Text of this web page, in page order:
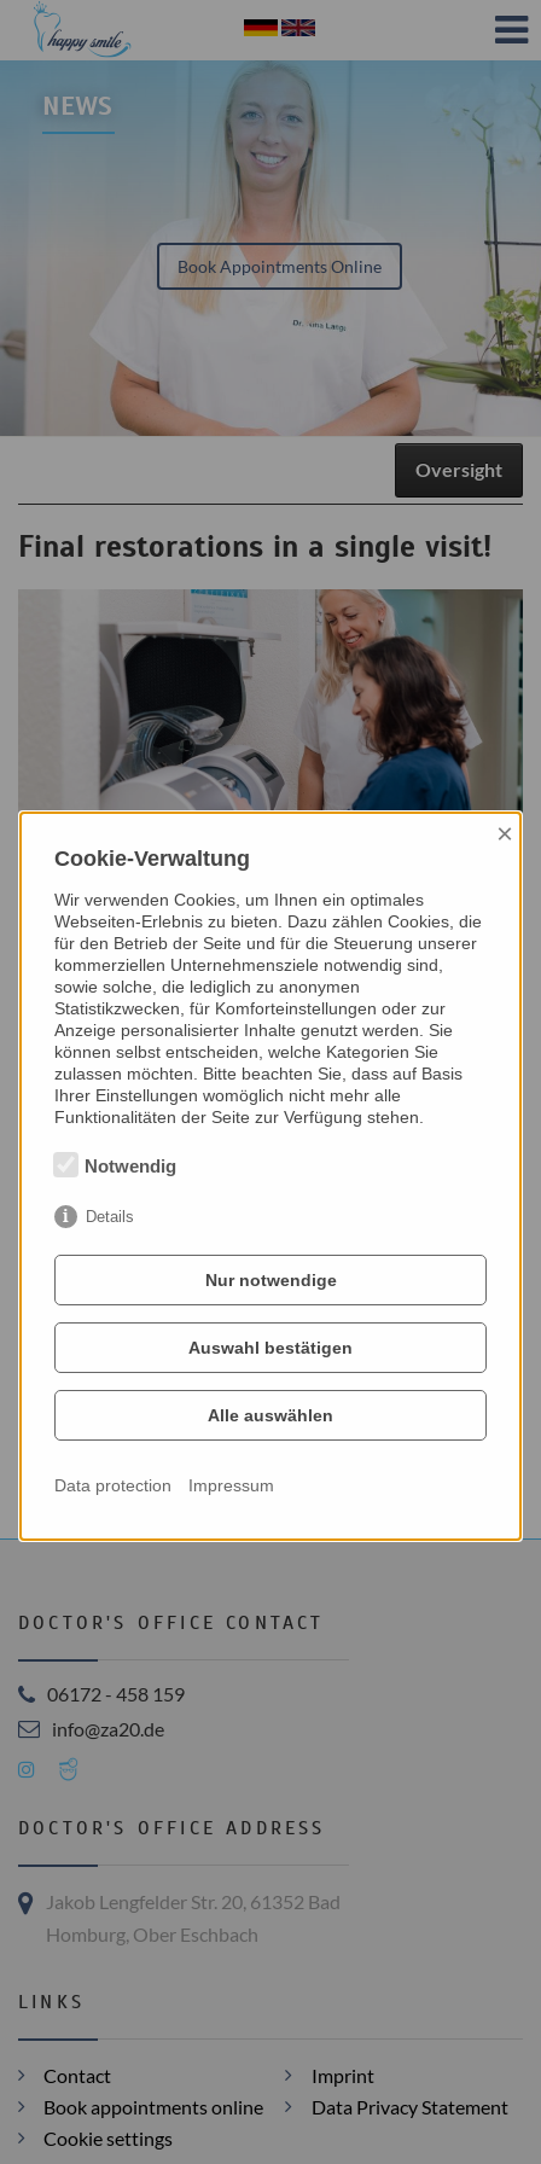
Book Appointments Online
NEWS
Oversight
Final restorations in a single visit!
Scanning
Spare your patients the discomfort of a conventional
impression tray. Take digital impressions, with CEREC
Omnicam, our small powder-free color camera. The precise
3D images in natural color make scanning easier, more
intuitive and more ergonomic than ever before.
Contact
Dental surgery
Dr. med. dent. Nina Lange
Jakob Lengfelder Str. 20,
61352 Bad Homburg, Ober Eschbach
Phone: 06172-458 159
Mail: z20@web.de
Opening Hours
Wed.:
08:00 - 13:00 pm
Fri.:
08:00 - 15:00 pm
DOCTOR'S OFFICE CONTACT
06172 - 458 159
info@za20.de
DOCTOR'S OFFICE ADDRESS
Jakob Lengfelder Str. 20, 61352 Bad
Homburg, Ober Eschbach
LINKS
Contact
Book appointments online
Cookie settings
Imprint
Data Privacy Statement
Cookie-Verwaltung
×
Wir verwenden Cookies, um Ihnen ein optimales
Webseiten-Erlebnis zu bieten. Dazu zählen Cookies, die
für den Betrieb der Seite und für die Steuerung unserer
kommerziellen Unternehmensziele notwendig sind,
sowie solche, die lediglich zu anonymen
Statistikzwecken, für Komforteinstellungen oder zur
Anzeige personalisierter Inhalte genutzt werden. Sie
können selbst entscheiden, welche Kategorien Sie
zulassen möchten. Bitte beachten Sie, dass auf Basis
Ihrer Einstellungen womöglich nicht mehr alle
Funktionalitäten der Seite zur Verfügung stehen.
Notwendig
Details
Nur notwendige
Auswahl bestätigen
Alle auswählen
Data protection Impressum